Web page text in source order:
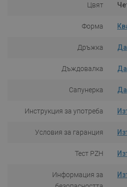
Цвят
Форма
Дръжка Да
Дъждовалка Да
Сапунерка Да
Инструкция за употреба
Условия за гаранция
Тест PZH
Информация за